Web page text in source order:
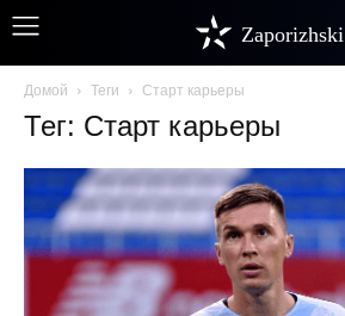
Zaporizhski
Домой Теги Старт карьеры
Тег: Старт карьеры